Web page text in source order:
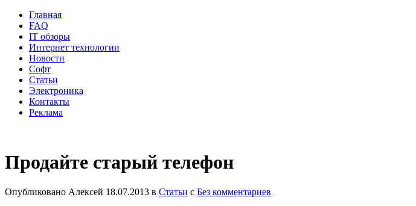
Главная
FAQ
IT обзоры
Интернет технологии
Новости
Софт
Статьи
Электроника
Контакты
Реклама
Продайте старый телефон
Опубликовано Алексей 18.07.2013 в Статьи с Без комментариев